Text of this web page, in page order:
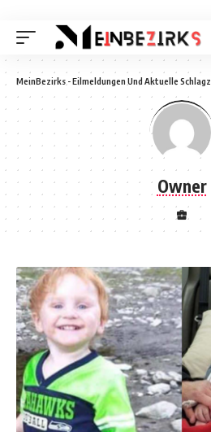
MeinBezirks - Eilmeldungen Und Aktuelle
Owner